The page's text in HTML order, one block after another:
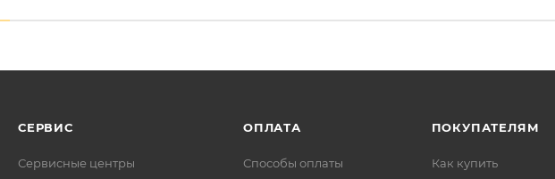
СЕРВИС
Сервисные центры
ОПЛАТА
Способы оплаты
ПОКУПАТЕЛЯМ
Как купить